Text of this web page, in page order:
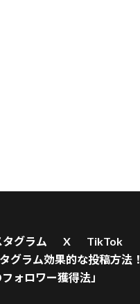
グラム X
TikTok
グラム効果的な投稿方法！
ォロワー獲得法」